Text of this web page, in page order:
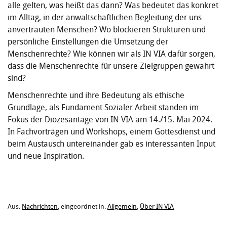
alle gelten, was heißt das dann? Was bedeutet das konkret
im Alltag, in der anwaltschaftlichen Begleitung der uns
anvertrauten Menschen? Wo blockieren Strukturen und
persönliche Einstellungen die Umsetzung der
Menschenrechte? Wie können wir als IN VIA dafür sorgen,
dass die Menschenrechte für unsere Zielgruppen gewahrt
sind?
Menschenrechte und ihre Bedeutung als ethische
Grundlage, als Fundament Sozialer Arbeit standen im
Fokus der Diözesantage von IN VIA am 14./15. Mai 2024.
In Fachvorträgen und Workshops, einem Gottesdienst und
beim Austausch untereinander gab es interessanten Input
und neue Inspiration.
Aus: Nachrichten, eingeordnet in: Allgemein, Über IN VIA